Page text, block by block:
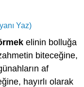
Yaz)
elinin bolluğa
biteceğine,
af
hayırlı olarak